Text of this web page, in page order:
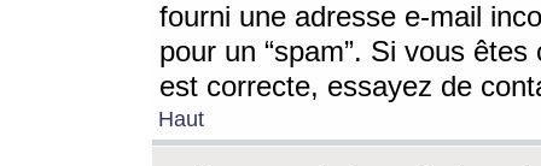
fourni une adresse e-mail
pour un “spam”. Si vous
est correcte, essayez de
Haut